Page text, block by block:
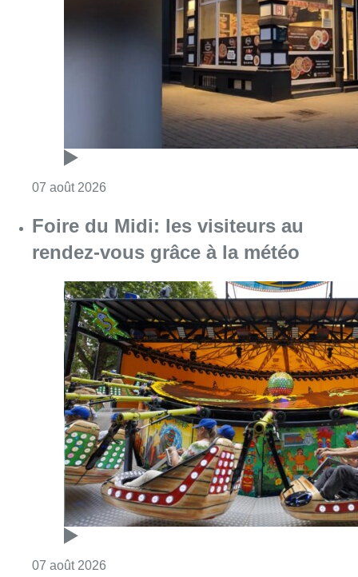
07 août 2026
Foire du Midi: les visiteurs au
rendez-vous grâce à la météo
07 août 2026